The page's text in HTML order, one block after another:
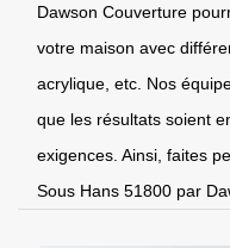
Dawson Couverture
votre maison avec
acrylique, etc. Nos
que les résultats soient
exigences. Ainsi, faites
Sous Hans 51800 par